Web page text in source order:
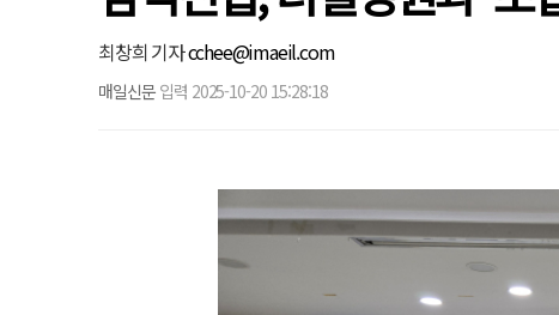
최창희 기자cchee@imaeil.com
매일신문 입력 2025-10-20 15:28:18